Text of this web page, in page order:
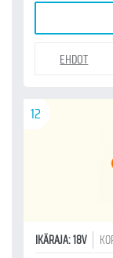
EHDOT
12
IKÄRAJA: 18V